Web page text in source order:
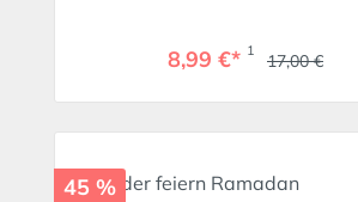
8,99 €* 1 17,00 €
45 %